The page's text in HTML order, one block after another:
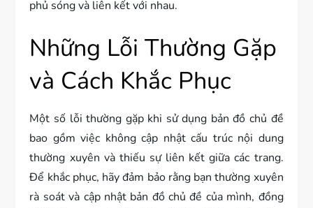
phủ sóng và liên kết với nhau.
Những Lỗi Thường Gặp
và Cách Khắc Phục
Một số lỗi thường gặp khi sử dụng bản đồ chủ đề
bao gồm việc không cập nhật cấu trúc nội dung
thường xuyên và thiếu sự liên kết giữa các trang.
Để khắc phục, hãy đảm bảo rằng bạn thường xuyên
rà soát và cập nhật bản đồ chủ đề của mình, đồng